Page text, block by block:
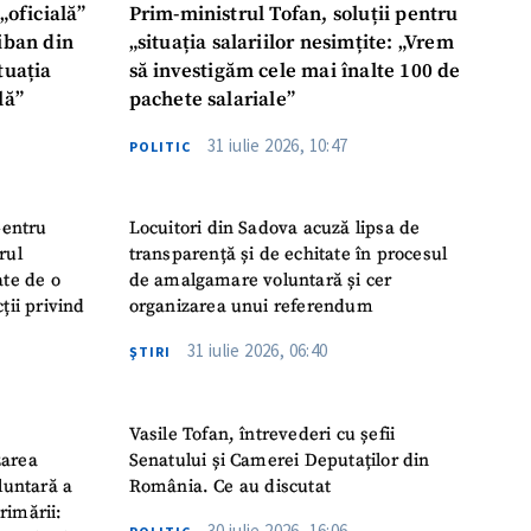
din
de o
privind
a
Prim-ministrul Tofan, soluții pentru
„situația salariilor nesimțite: „Vrem
să investigăm cele mai înalte 100 de
pachete salariale”
POLITIC 31 iulie 2026, 10:47
Locuitori din Sadova acuză lipsa de
transparență și de echitate în procesul
de amalgamare voluntară și cer
organizarea unui referendum
ŞTIRI 31 iulie 2026, 06:40
Vasile Tofan, întrevederi cu șefii
Senatului și Camerei Deputaților din
România. Ce au discutat